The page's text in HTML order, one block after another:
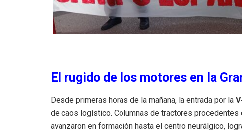
El rugido de los motores en la
Desde primeras horas de la mañana, la entrada por la
de caos logístico. Columnas de tractores procedentes
avanzaron en formación hasta el centro neurálgico,